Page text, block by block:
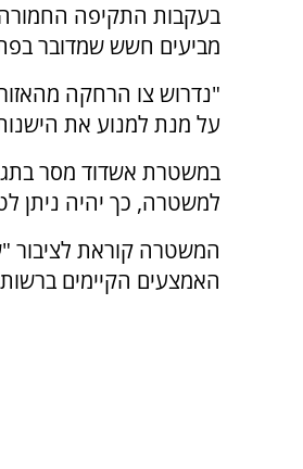
בעקבות התקיפה
מביעים חשש שמדובר
"נדרוש צו הרחקה
על מנת למנוע את
במשטרת אשדוד מסר
למשטרה, כך יהיה ניתן
המשטרה קוראת לציבור
האמצעים הקיימים